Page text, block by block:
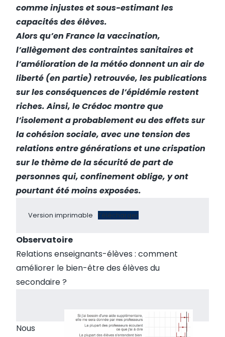
comme injustes et sous-estimant les
capacités des élèves.
Alors qu’en France la vaccination,
l’allègement des contraintes sanitaires et
l’amélioration de la météo donnent un air de
liberté (en partie) retrouvée, les publications
sur les conséquences de l’épidémie restent
riches. Ainsi, le Crédoc montre que
l’isolement a probablement eu des effets sur
la cohésion sociale, avec une tension des
relations entre générations et une crispation
sur le thème de la sécurité de part de
personnes qui, confinement oblige, y ont
pourtant été moins exposées.
Version imprimable Télécharger
Observatoire
Relations enseignants-élèves : comment
améliorer le bien-être des élèves du
secondaire ?
Nous